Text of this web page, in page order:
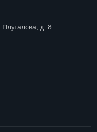
Плуталова, д. 8